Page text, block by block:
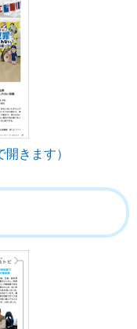
きます）